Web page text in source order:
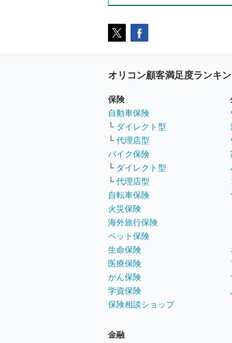
オリコン顧客満足度ランキ
保険
自動車保険
└ ダイレクト型
└ 代理店型
バイク保険
└ ダイレクト型
└ 代理店型
自転車保険
火災保険
海外旅行保険
ペット保険
生命保険
医療保険
がん保険
学資保険
保険相談ショップ
金融